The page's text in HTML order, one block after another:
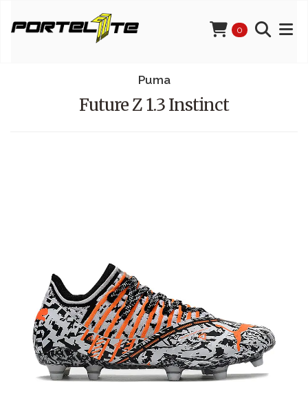
0
Puma
Future Z 1.3 Instinct